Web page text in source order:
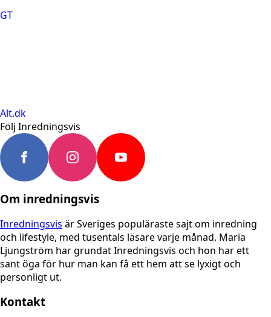
GT
Alt.dk
Följ Inredningsvis
Om inredningsvis
Inredningsvis är Sveriges populäraste sajt om inredning
och lifestyle, med tusentals läsare varje månad. Maria
Ljungström har grundat Inredningsvis och hon har ett
sant öga för hur man kan få ett hem att se lyxigt och
personligt ut.
Kontakt